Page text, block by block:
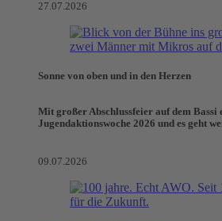
27.07.2026
Sonne von oben und in den Herzen
Mit großer Abschlussfeier auf dem Bassi
Jugendaktionswoche 2026 und es geht
09.07.2026